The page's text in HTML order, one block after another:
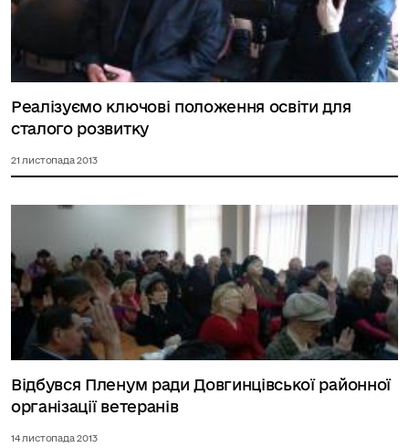
Реалізуємо ключові положення освіти для
сталого розвитку
21 листопада 2013
Відбувся Пленум ради Довгинцівської районної
організації ветеранів
14 листопада 2013